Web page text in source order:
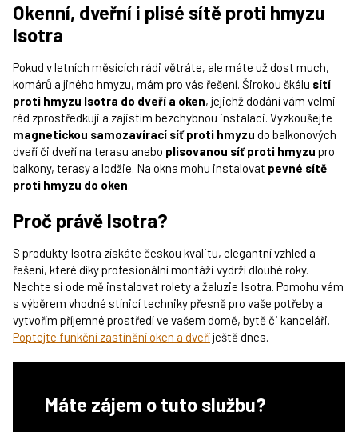
Okenní, dveřní i plisé sítě proti hmyzu
Isotra
Pokud v letních měsících rádi větráte, ale máte už dost much,
komárů a jiného hmyzu, mám pro vás řešení. Širokou škálu sítí
proti hmyzu Isotra do dveří a oken, jejichž dodání vám velmi
rád zprostředkuji a zajistím bezchybnou instalaci. Vyzkoušejte
magnetickou samozavírací síť proti hmyzu do balkonových
dveří či dveří na terasu anebo plisovanou síť proti hmyzu pro
balkony, terasy a lodžie. Na okna mohu instalovat pevné sítě
proti hmyzu do oken.
Proč právě Isotra?
S produkty Isotra získáte českou kvalitu, elegantní vzhled a
řešení, které díky profesionální montáži vydrží dlouhé roky.
Nechte si ode mě instalovat rolety a žaluzie Isotra. Pomohu vám
s výběrem vhodné stínicí techniky přesně pro vaše potřeby a
vytvořím příjemné prostředí ve vašem domě, bytě či kanceláři.
Poptejte funkční zastínění oken a dveříještě dnes.
Máte zájem o tuto službu?